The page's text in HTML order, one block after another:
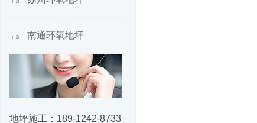
南通环氧地坪
地坪施工： 189-1242-8733